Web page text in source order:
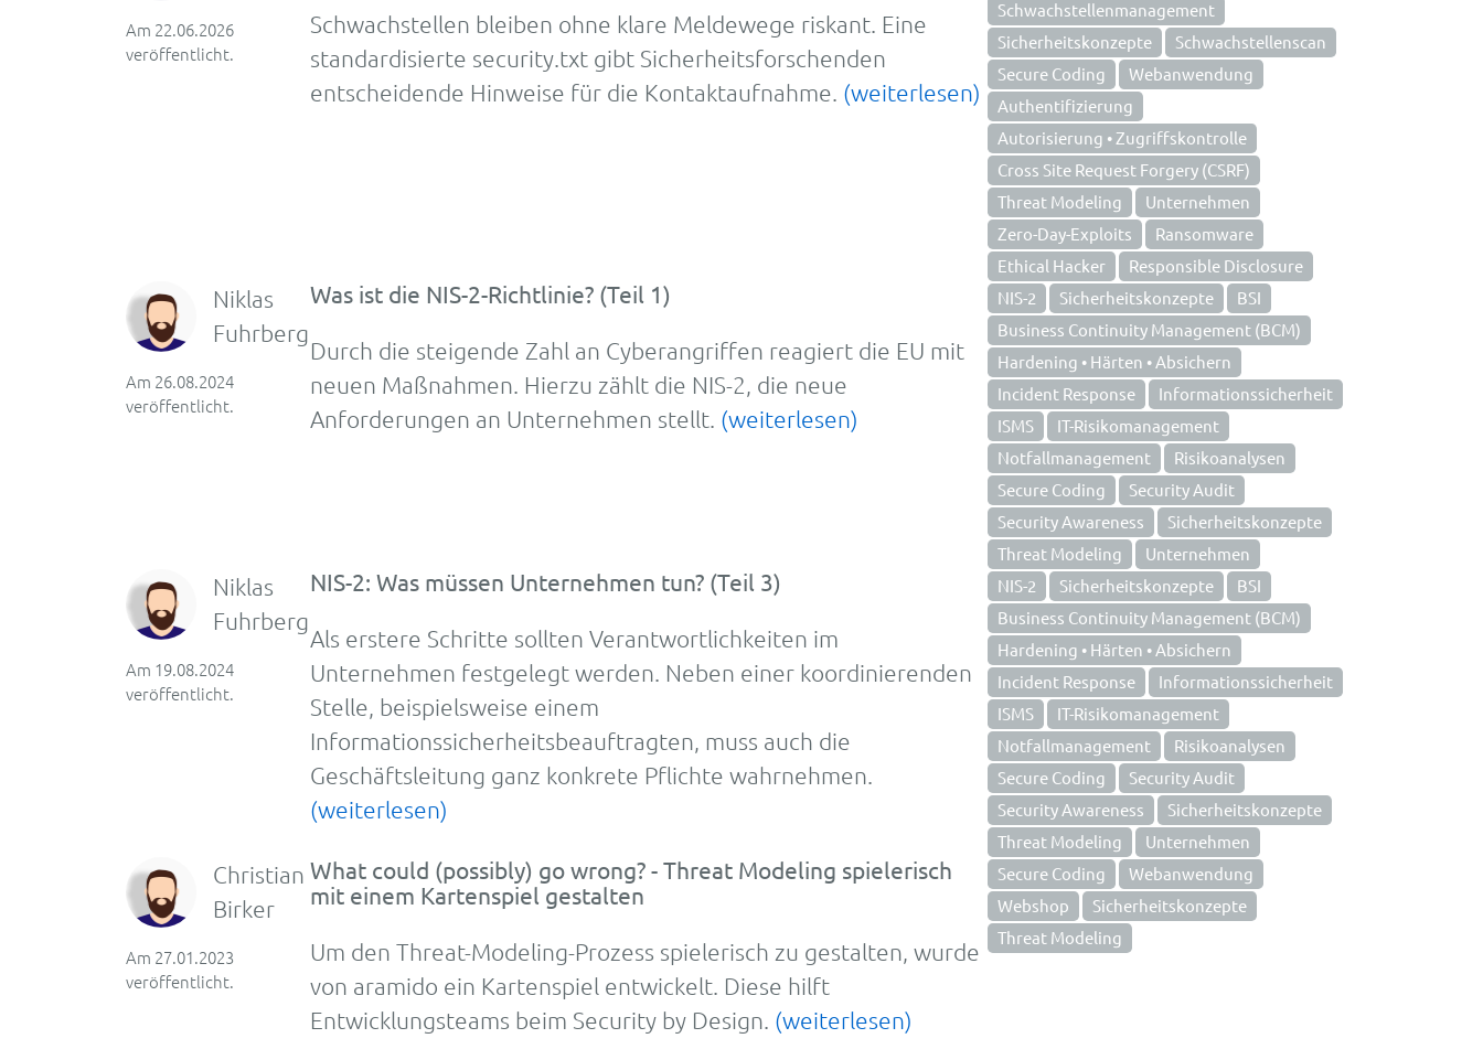
Am 22.06.2026
veröffentlicht.
Schwachstellen bleiben ohne klare Meldewege riskant. Eine
standardisierte security.txt gibt Sicherheitsforschenden
entscheidende Hinweise für die Kontaktaufnahme. (weiterlesen)
Schwachstellenmanagement
Sicherheitskonzepte
Schwachstellenscan
Secure Coding
Webanwendung
Authentifizierung
Autorisierung • Zugriffskontrolle
Cross Site Request Forgery (CSRF)
Threat Modeling
Unternehmen
Zero-Day-Exploits
Ransomware
Ethical Hacker
Responsible Disclosure
Niklas
Fuhrberg
Am 26.08.2024
veröffentlicht.
Was ist die NIS-2-Richtlinie? (Teil 1)
Durch die steigende Zahl an Cyberangriffen reagiert die EU mit
neuen Maßnahmen. Hierzu zählt die NIS-2, die neue
Anforderungen an Unternehmen stellt. (weiterlesen)
NIS-2 Sicherheitskonzepte
BSI
Business Continuity Management (BCM)
Hardening • Härten • Absichern
Incident Response
Informationssicherheit
ISMS
IT-Risikomanagement
Notfallmanagement
Risikoanalysen
Secure Coding
Security Audit
Security Awareness
Sicherheitskonzepte
Threat Modeling
Unternehmen
Niklas
Fuhrberg
Am 19.08.2024
veröffentlicht.
NIS-2: Was müssen Unternehmen tun? (Teil 3)
Als erstere Schritte sollten Verantwortlichkeiten im
Unternehmen festgelegt werden. Neben einer koordinierenden
Stelle, beispielsweise einem
Informationssicherheitsbeauftragten, muss auch die
Geschäftsleitung ganz konkrete Pflichte wahrnehmen.
(weiterlesen)
NIS-2 Sicherheitskonzepte
BSI
Business Continuity Management (BCM)
Hardening • Härten • Absichern
Incident Response
Informationssicherheit
ISMS
IT-Risikomanagement
Notfallmanagement
Risikoanalysen
Secure Coding
Security Audit
Security Awareness
Sicherheitskonzepte
Threat Modeling
Unternehmen
Christian
Birker
Am 27.01.2023
veröffentlicht.
What could (possibly) go wrong? - Threat Modeling spielerisch
mit einem Kartenspiel gestalten
Um den Threat-Modeling-Prozess spielerisch zu gestalten, wurde
von aramido ein Kartenspiel entwickelt. Diese hilft
Entwicklungsteams beim Security by Design. (weiterlesen)
Secure Coding
Webanwendung
Webshop
Sicherheitskonzepte
Threat Modeling